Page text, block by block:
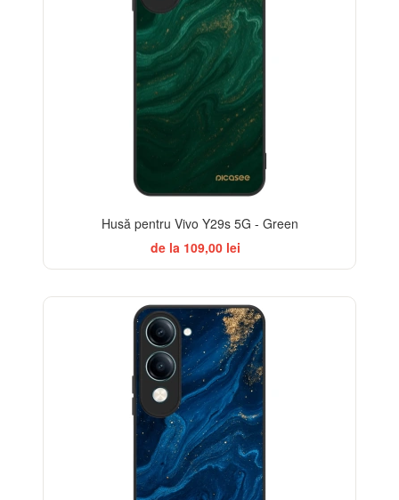
Husă pentru Vivo Y29s 5G - Green
de la 109,00 lei